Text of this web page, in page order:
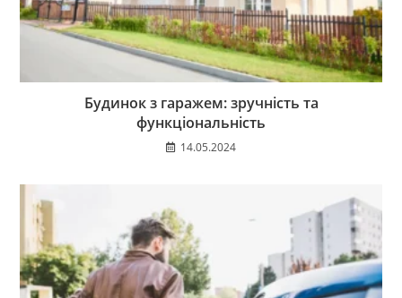
Будинок з гаражем: зручність та
функціональність
14.05.2024